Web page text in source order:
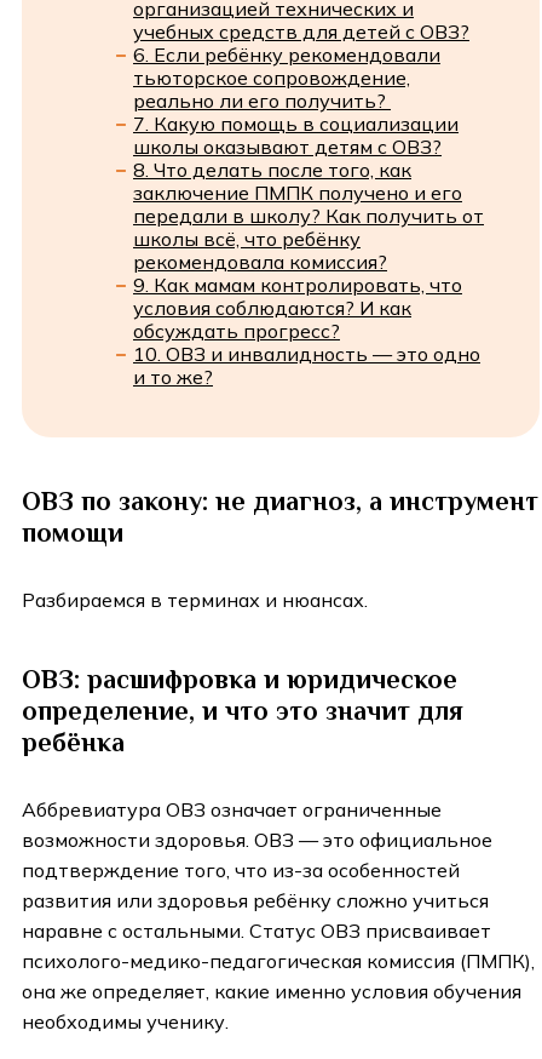
организацией технических и
учебных средств для детей с ОВЗ?
6. Если ребёнку рекомендовали
тьюторское сопровождение,
реально ли его получить?
7. Какую помощь в социализации
школы оказывают детям с ОВЗ?
8. Что делать после того, как
заключение ПМПК получено и его
передали в школу? Как получить от
школы всё, что ребёнку
рекомендовала комиссия?
9. Как мамам контролировать, что
условия соблюдаются? И как
обсуждать прогресс?
10. ОВЗ и инвалидность — это одно
и то же?
ОВЗ по закону: не диагноз, а инструмент
помощи
Разбираемся в терминах и нюансах.
ОВЗ: расшифровка и юридическое
определение, и что это значит для
ребёнка
Аббревиатура ОВЗ означает ограниченные
возможности здоровья. ОВЗ — это официальное
подтверждение того, что из-за особенностей
развития или здоровья ребёнку сложно учиться
наравне с остальными. Статус ОВЗ присваивает
психолого-медико-педагогическая комиссия (ПМПК),
она же определяет, какие именно условия обучения
необходимы ученику.